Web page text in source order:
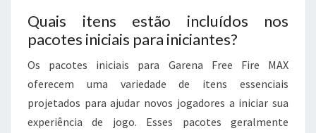
Quais itens estão incluídos nos
pacotes iniciais para iniciantes?
Os pacotes iniciais para Garena Free Fire MAX
oferecem uma variedade de itens essenciais
projetados para ajudar novos jogadores a iniciar sua
experiência de jogo. Esses pacotes geralmente